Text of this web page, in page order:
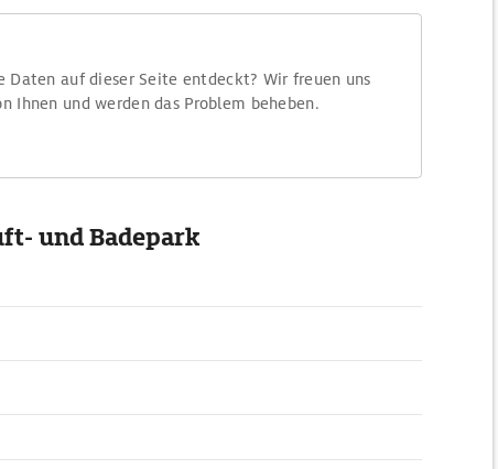
Daten auf dieser Seite entdeckt? Wir freuen uns
Ihnen und werden das Problem beheben.
und Badepark